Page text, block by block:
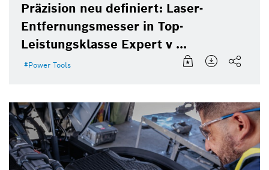
Präzision neu definiert: Laser-
Entfernungsmesser in Top-
Leistungsklasse Expert v ...
Power Tools